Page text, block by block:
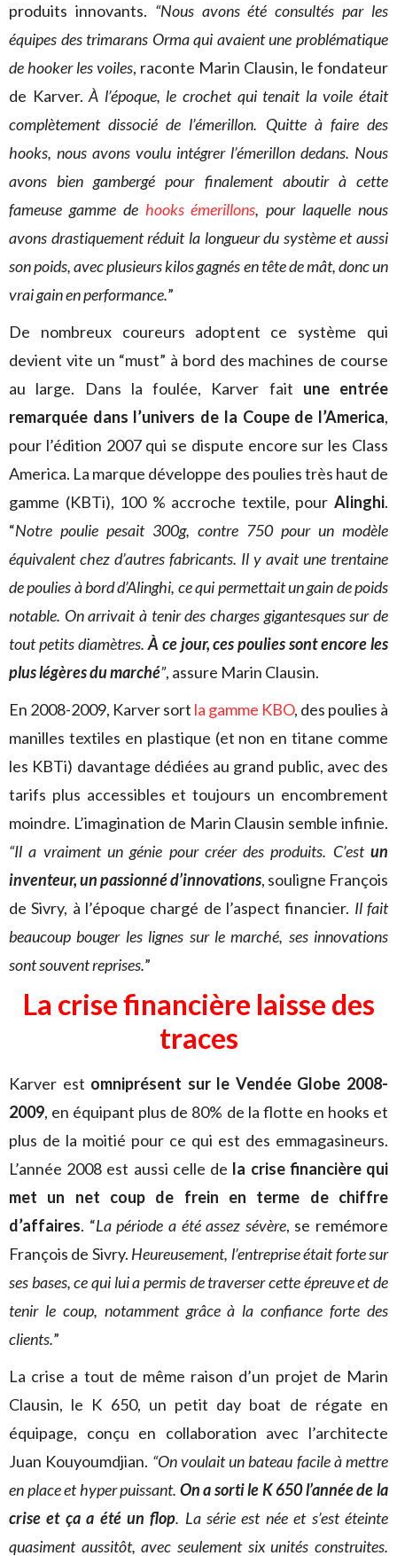
produits innovants. “Nous avons été consultés par les
équipes des trimarans Orma qui avaient une problématique
de hooker les voiles, raconte Marin Clausin, le fondateur
de Karver.À l’époque, le crochet qui tenait la voile était
complètement dissocié de l’émerillon. Quitte à faire des
hooks, nous avons voulu intégrer l’émerillon dedans. Nous
avons bien gambergé pour finalement aboutir à cette
fameuse gamme de hooks émerillons, pour laquelle nous
avons drastiquement réduit la longueur du système et aussi
son poids, avec plusieurs kilos gagnés en tête de mât, donc un
vrai gain en performance.”
De nombreux coureurs adoptent ce système qui
devient vite un “must” à bord des machines de course
au large. Dans la foulée, Karver fait une entrée
remarquée dans l’univers de la Coupe de l’America,
pour l’édition 2007 qui se dispute encore sur les Class
America. La marque développe des poulies très haut de
gamme (KBTi), 100 % accroche textile, pour Alinghi.
“Notre poulie pesait 300g, contre 750 pour un modèle
équivalent chez d’autres fabricants. Il y avait une trentaine
de poulies à bord d’Alinghi, ce qui permettait un gain de poids
notable. On arrivait à tenir des charges gigantesques sur de
tout petits diamètres. À ce jour, ces poulies sont encore les
plus légères du marché”, assure Marin Clausin.
En 2008-2009, Karver sort la gamme KBO, des poulies à
manilles textiles en plastique (et non en titane comme
les KBTi) davantage dédiées au grand public, avec des
tarifs plus accessibles et toujours un encombrement
moindre. L’imagination de Marin Clausin semble infinie.
“Il a vraiment un génie pour créer des produits. C’est un
inventeur, un passionné d’innovations, souligne François
de Sivry, à l’époque chargé de l’aspect financier. Il fait
beaucoup bouger les lignes sur le marché, ses innovations
sont souvent reprises.”
La crise financière laisse des
traces
Karver est omniprésent sur le Vendée Globe 2008-
2009, en équipant plus de 80% de la flotte en hooks et
plus de la moitié pour ce qui est des emmagasineurs.
L’année 2008 est aussi celle de la crise financière qui
met un net coup de frein en terme de chiffre
d’affaires. “La période a été assez sévère, se remémore
François de Sivry. Heureusement, l’entreprise était forte sur
ses bases, ce qui lui a permis detraverser cette épreuve et de
tenir le coup, notamment grâce à la confiance forte des
clients.”
La crise a tout de même raison d’un projet de Marin
Clausin, le K 650, un petit day boat de régate en
équipage, conçu en collaboration avec l’architecte
Juan Kouyoumdjian. “On voulait un bateau facile à mettre
en place et hyper puissant. On a sorti le K 650 l’année de la
crise et ça a été un flop. La série est née et s’est éteinte
quasiment aussitôt, avec seulement six unités construites.